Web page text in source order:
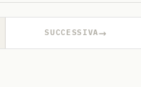
SUCCESSIVA→